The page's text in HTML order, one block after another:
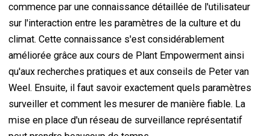
commence par une connaissance détaillée de l'utilisateur
sur l'interaction entre les paramètres de la culture et du
climat. Cette connaissance s'est considérablement
améliorée grâce aux cours de Plant Empowerment ainsi
qu'aux recherches pratiques et aux conseils de Peter van
Weel. Ensuite, il faut savoir exactement quels paramètres
surveiller et comment les mesurer de manière fiable. La
mise en place d'un réseau de surveillance représentatif